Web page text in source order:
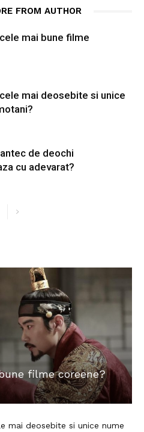
FROM AUTHOR
mai bune filme
mai deosebite si unice
de deochi
cu adevarat?
filme coreene?
mai deosebite si unice nume